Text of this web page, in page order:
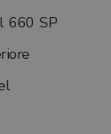
660 SP